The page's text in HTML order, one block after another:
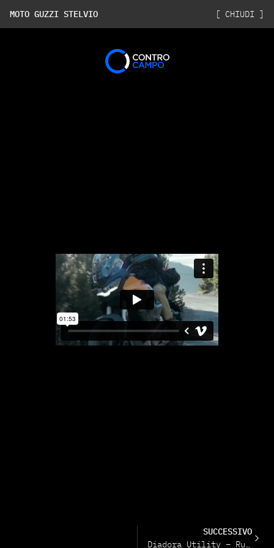
MOTO GUZZI STELVIO [ CHIUDI ]
SUCCESSIVO
Diadora Utility – Run Net Air-box